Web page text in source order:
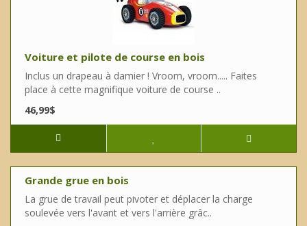
Voiture et pilote de course en bois
Inclus un drapeau à damier ! Vroom, vroom..... Faites
place à cette magnifique voiture de course ..
46,99$
Grande grue en bois
La grue de travail peut pivoter et déplacer la charge
soulevée vers l'avant et vers l'arrière grâc..